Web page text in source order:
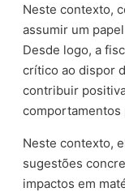
Neste contexto,
assumir um
Desde logo, a
crítico ao dispor
contribuir
comportamentos
Neste contexto,
sugestões
impactos em